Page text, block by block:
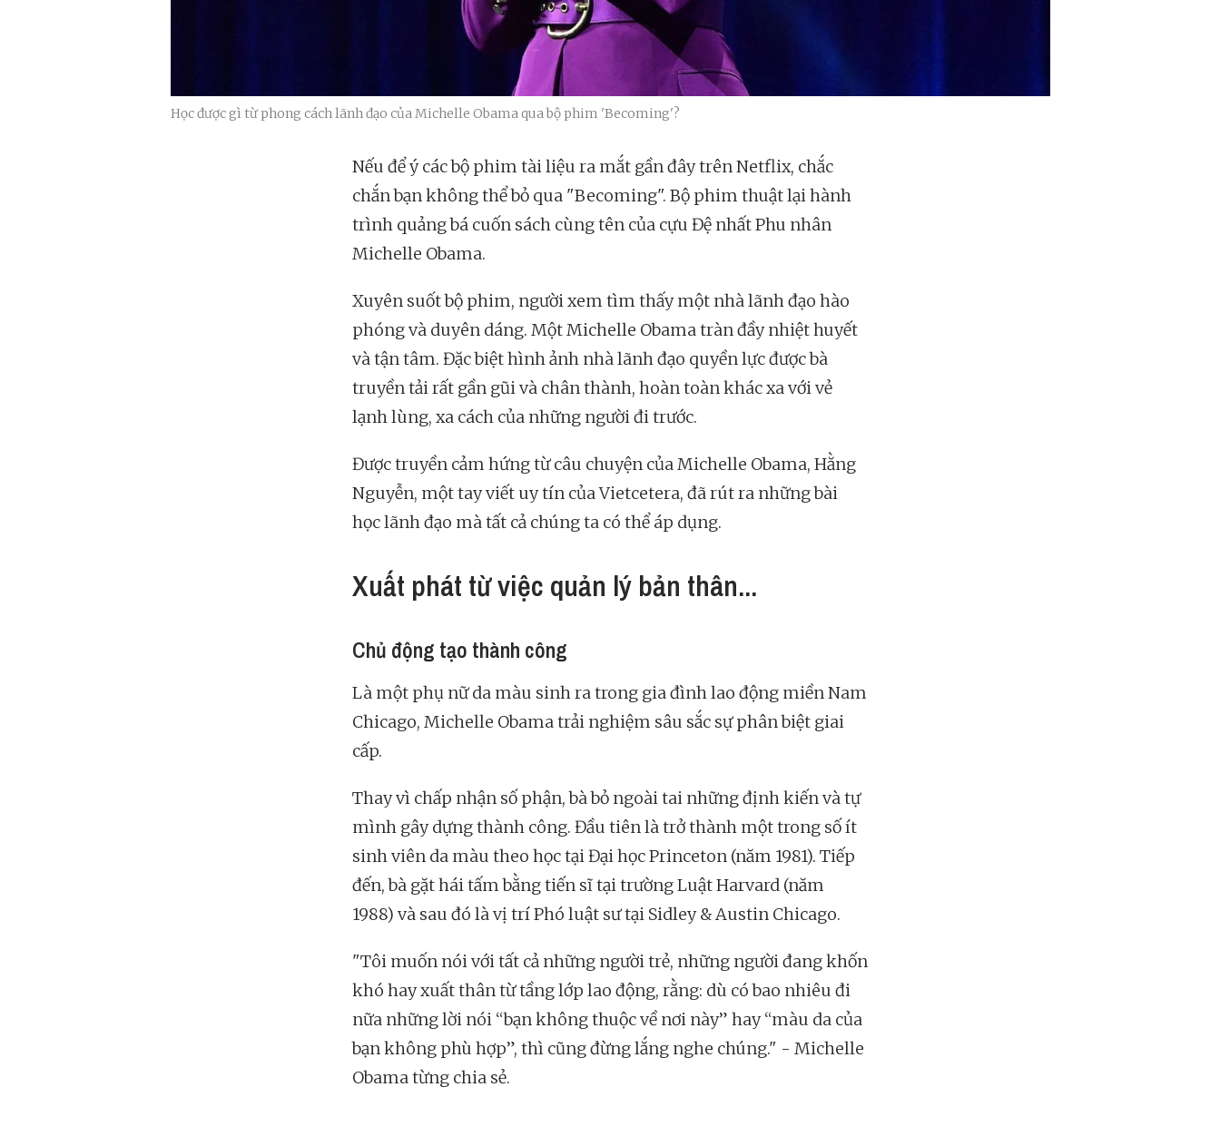
Học được gì từ phong cách lãnh đạo của Michelle Obama qua bộ phim 'Becoming'?
Nếu để ý các bộ phim tài liệu ra mắt gần đây trên Netflix, chắc
chắn bạn không thể bỏ qua "Becoming". Bộ phim thuật lại hành
trình quảng bá cuốn sách cùng tên của cựu Đệ nhất Phu nhân
Michelle Obama.
Xuyên suốt bộ phim, người xem tìm thấy một nhà lãnh đạo hào
phóng và duyên dáng. Một Michelle Obama tràn đầy nhiệt huyết
và tận tâm. Đặc biệt hình ảnh nhà lãnh đạo quyền lực được bà
truyền tải rất gần gũi và chân thành, hoàn toàn khác xa với vẻ
lạnh lùng, xa cách của những người đi trước.
Được truyền cảm hứng từ câu chuyện của Michelle Obama, Hằng
Nguyễn, một tay viết uy tín của Vietcetera, đã rút ra những bài
học lãnh đạo mà tất cả chúng ta có thể áp dụng.
Xuất phát từ việc quản lý bản thân...
Chủ động tạo thành công
Là một phụ nữ da màu sinh ra trong gia đình lao động miền Nam
Chicago, Michelle Obama trải nghiệm sâu sắc sự phân biệt giai
cấp.
Thay vì chấp nhận số phận, bà bỏ ngoài tai những định kiến và tự
mình gây dựng thành công. Đầu tiên là trở thành một trong số ít
sinh viên da màu theo học tại Đại học Princeton (năm 1981). Tiếp
đến, bà gặt hái tấm bằng tiến sĩ tại trường Luật Harvard (năm
1988) và sau đó là vị trí Phó luật sư tại Sidley & Austin Chicago.
"Tôi muốn nói với tất cả những người trẻ, những người đang khốn
khó hay xuất thân từ tầng lớp lao động, rằng: dù có bao nhiêu đi
nữa những lời nói “bạn không thuộc về nơi này” hay “màu da của
bạn không phù hợp”, thì cũng đừng lắng nghe chúng." - Michelle
Obama từng chia sẻ.